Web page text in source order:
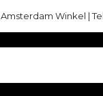
Amsterdam Winkel |